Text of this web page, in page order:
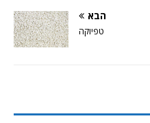
הבא
טפיוקה